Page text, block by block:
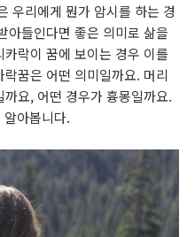
우리에게 뭔가 암시를 하는 경
아들인다면 좋은 의미로 삶을
락이 꿈에 보이는 경우 이를
꿈은 어떤 의미일까요. 머리
요, 어떤 경우가 흉몽일까요.
아봅니다.